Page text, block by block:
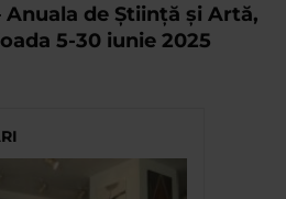
de Știință și Artă,
5-30 iunie 2025